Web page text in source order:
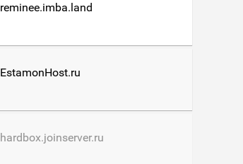
reminee.imba.land
EstamonHost.ru
hardbox.joinserver.ru